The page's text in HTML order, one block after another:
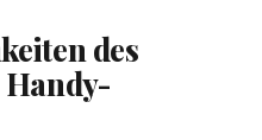
des
Handy-